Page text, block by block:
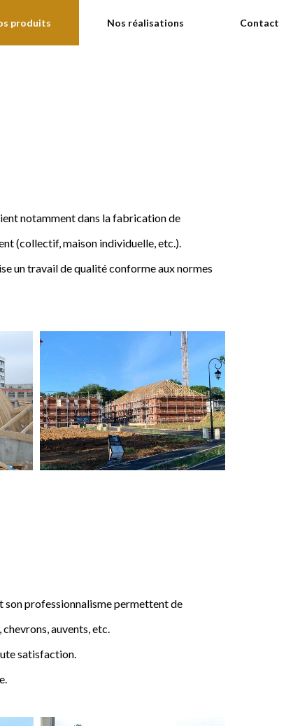
produits Nos réalisations Contact
notamment dans la fabrication de
(collectif, maison individuelle, etc.).
un travail de qualité conforme aux normes
son professionnalisme permettent de
auvents, etc.
satisfaction.